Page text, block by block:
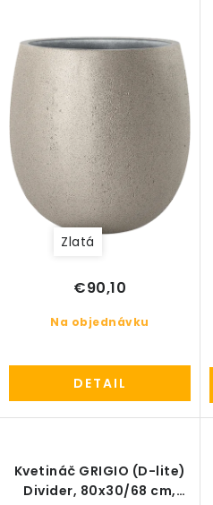
Zlatá
Na objednávku
€90,10
DETAIL
Kvetináč GRIGIO (D-lite)
Divider, 80x30/68 cm,